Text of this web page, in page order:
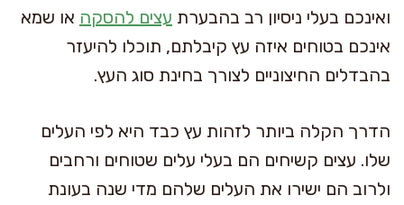
ואינכם בעלי ניסיון רב בהבערת עצים להסקה או שמא
אינכם בטוחים איזה עץ קיבלתם, תוכלו להיעזר
בהבדלים החיצוניים לצורך בחינת סוג העץ.
הדרך הקלה ביותר לזהות עץ כבד היא לפי העלים
שלו. עצים קשיחים הם בעלי עלים שטוחים ורחבים
ולרוב הם ישירו את העלים שלהם מדי שנה בעונת